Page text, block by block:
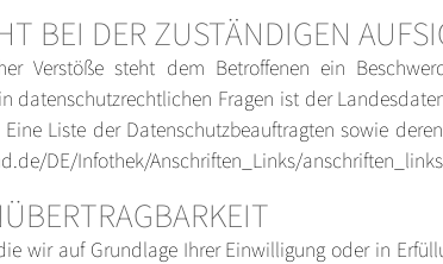
BEI DER ZUSTÄNDIGEN
Verstöße steht dem Betroffenen ein
datenschutzrechtlichen Fragen ist der
Liste der Datenschutzbeauftragten sowie
DE/Infothek/Anschriften_Links/
wir auf Grundlage Ihrer Einwilligung oder in